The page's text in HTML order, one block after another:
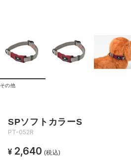
その他
SPソフトカラーS
PT-052R
¥ 2,640 (税込)